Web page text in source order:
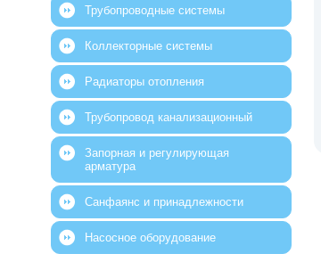
Трубопроводные системы
Коллекторные системы
Радиаторы отопления
Трубопровод канализационный
Запорная и регулирующая
арматура
Санфаянс и принадлежности
Насосное оборудование